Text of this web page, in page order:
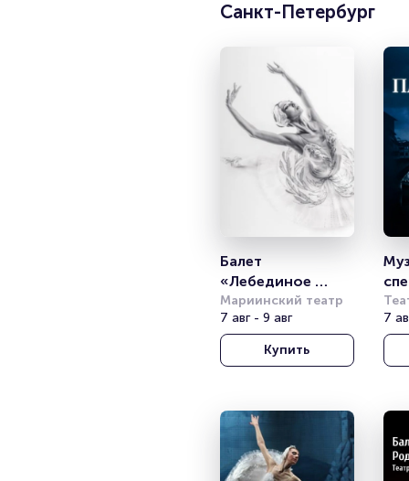
Санкт-Петербург
Балет
«Лебединое
озеро». Балет
театра им.
Леонида
Якобсона
Мариинский театр
7 авг - 9 авг
Купить
7